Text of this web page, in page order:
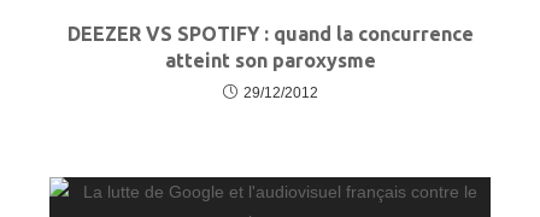
DEEZER VS SPOTIFY : quand la concurrence
atteint son paroxysme
29/12/2012